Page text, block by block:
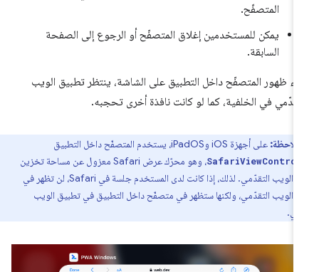
المتصفّح.
يمكن للمستخدمين إغلاق المتصفّح أو الرجوع إلى الصفحة
السابقة.
ظهور المتصفّح داخل التطبيق على الشاشة، ينتظر تطبيق الويب
في الخلفية، كما لو كانت نافذة أخرى تحجبه.
ملاحظة:على أجهزة iOS وiPadOS، يستخدم المتصفّح داخل التطبيق
، وهو محرّك عرض Safari معزول عن مساحة تخزين
تطبيق الويب التقدّمي. لذلك، إذا كانت لدى المستخدم جلسة في Safari، لن تظهر في
الويب التقدّمي، ولكنها ستظهر في متصفّح داخل التطبيق في تطبيق الويب